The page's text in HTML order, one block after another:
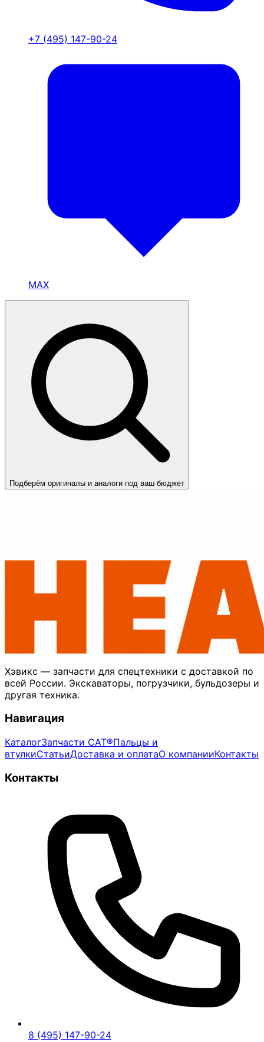
+7 (495) 147-90-24
MAX
Подберём оригиналы и аналоги под ваш бюджет
Хэвикс — запчасти для спецтехники с доставкой по
всей России. Экскаваторы, погрузчики, бульдозеры и
другая техника.
Навигация
КаталогЗапчасти CAT®Пальцы и
втулкиСтатьиДоставка и оплатаО компанииКонтакты
Контакты
8 (495) 147-90-24